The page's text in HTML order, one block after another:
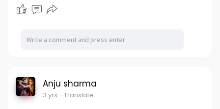
Anju sharma
3 yrs - Translate